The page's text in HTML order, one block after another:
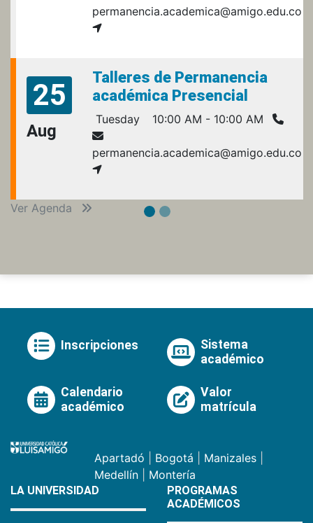
permanencia.academica@amigo.edu.co
25
Aug
Talleres de Permanencia
académica Presencial
Tuesday 10:00 AM - 10:00 AM
permanencia.academica@amigo.edu.co
Ver Agenda
Inscripciones
Sistema
académico
Calendario
académico
Valor
matrícula
Apartadó Bogotá Manizales
Medellín
Montería
LA UNIVERSIDAD
PROGRAMAS
ACADÉMICOS